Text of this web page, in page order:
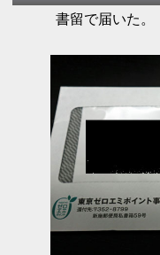
書留で届いた。